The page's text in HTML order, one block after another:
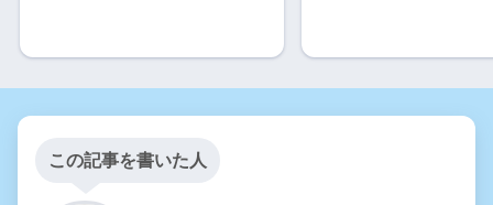
この記事を書いた人